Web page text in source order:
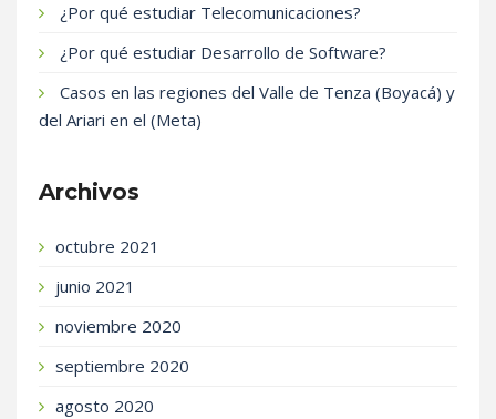
¿Por qué estudiar Telecomunicaciones?
¿Por qué estudiar Desarrollo de Software?
Casos en las regiones del Valle de Tenza (Boyacá) y
del Ariari en el (Meta)
Archivos
octubre 2021
junio 2021
noviembre 2020
septiembre 2020
agosto 2020